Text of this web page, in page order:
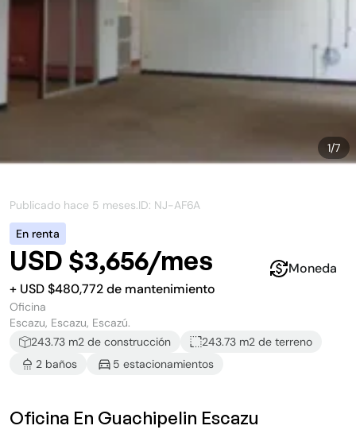
1/7
Publicado hace 5 meses.ID: NJ-AF6A
En renta
USD $3,656/mes
+ USD $480,772de mantenimiento
Moneda
Oficina
Escazu, Escazu, Escazú.
243.73 m2 de construcción 243.73 m2 de terreno
2 baños 5 estacionamientos
Oficina En Guachipelin Escazu